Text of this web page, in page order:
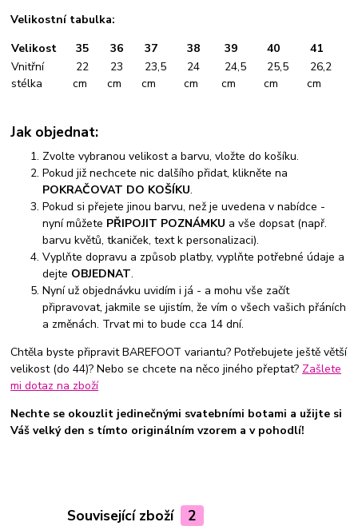
Velikostní tabulka:
Velikost
35 36 37 38 39 40
41
Vnitřní
stélka
22
cm
23
cm
23,5
cm
24
cm
24,5
cm
25,5
cm
26,2
cm
Jak objednat:
Zvolte vybranou velikost a barvu, vložte do košíku.
Pokud již nechcete nic dalšího přidat, klikněte na
POKRAČOVAT DO KOŠÍKU.
Pokud si přejete jinou barvu, než je uvedena v nabídce -
nyní můžete PŘIPOJIT POZNÁMKU a vše dopsat (např.
barvu květů, tkaniček, text k personalizaci).
Vyplňte dopravu a způsob platby, vyplňte potřebné údaje a
dejte OBJEDNAT.
Nyní už objednávku uvidím i já - a mohu vše začít
připravovat, jakmile se ujistím, že vím o všech vašich přáních
a změnách. Trvat mi to bude cca 14 dní.
Chtěla byste připravit BAREFOOT variantu? Potřebujete ještě větší
velikost (do 44)? Nebo se chcete na něco jiného přeptat? Zašlete
mi dotaz na zboží
Nechte se okouzlit jedinečnými svatebními botami a užijte si
Váš velký den s tímto originálním vzorem a v pohodlí!
Související zboží 2